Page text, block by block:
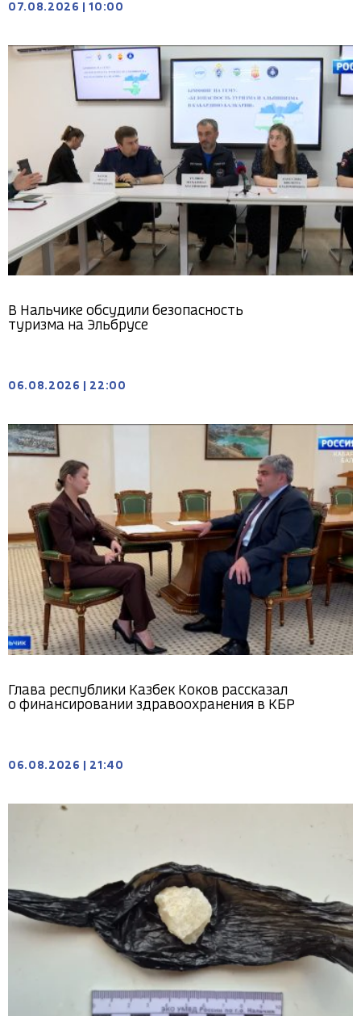
07.08.2026 10:00
В Нальчике обсудили безопасность
туризма на Эльбрусе
06.08.2026 22:00
Глава республики Казбек Коков рассказал
о финансировании здравоохранения в КБР
06.08.2026 21:40